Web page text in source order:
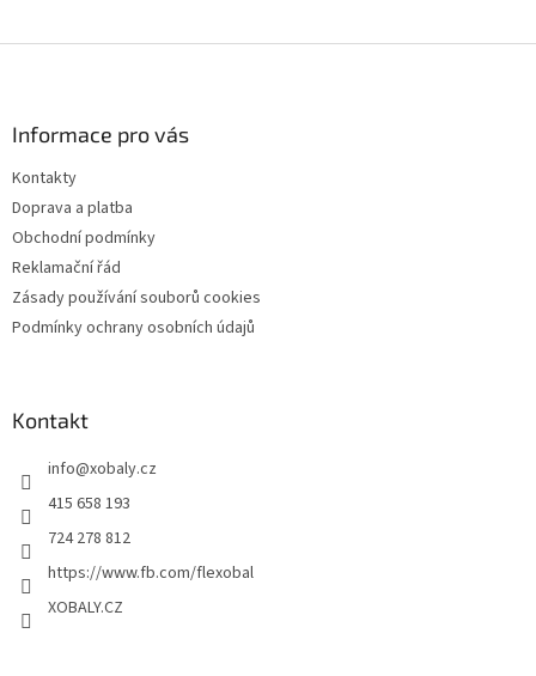
Informace pro vás
Kontakty
Doprava a platba
Obchodní podmínky
Reklamační řád
Zásady používání souborů cookies
Podmínky ochrany osobních údajů
Kontakt
info@xobaly.cz
415 658 193
724 278 812
https://www.fb.com/flexobal
XOBALY.CZ